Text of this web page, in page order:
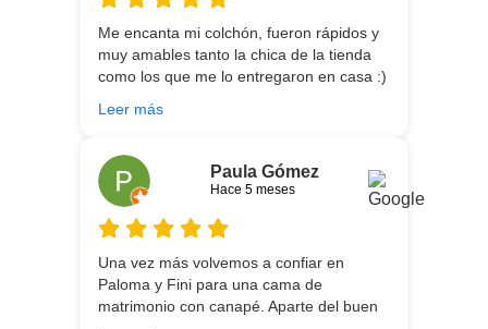
Me encanta mi colchón, fueron rápidos y
muy amables tanto la chica de la tienda
como los que me lo entregaron en casa :)
meses después:) son todos un encanto y
canapé, una entrega rapidísima y fácil
comunicación con los repartidores que lo
traen y montan :) encantada
Leer más
Paula Gómez
Hace 5 meses
Una vez más volvemos a confiar en
Paloma y Fini para una cama de
matrimonio con canapé. Aparte del buen